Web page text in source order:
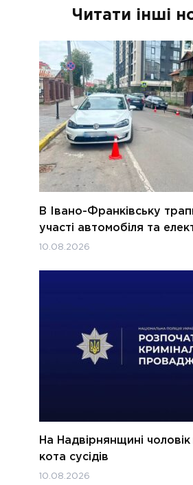
Читати інші
В Івано-Франківську
участі автомобіля та
10.08.2026
На Надвірнянщині чоловік
кота сусідів
10.08.2026